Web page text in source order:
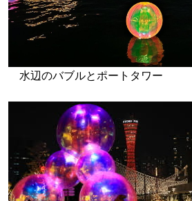
水辺のバブルとポートタワー